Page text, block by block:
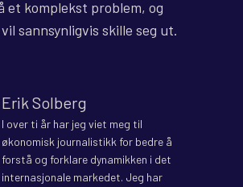
et komplekst problem, og
sannsynligvis skille seg ut.
Erik Solberg
I over ti år har jeg viet meg til
økonomisk journalistikk for bedre å
forstå og forklare dynamikken i det
internasjonale markedet. Jeg har